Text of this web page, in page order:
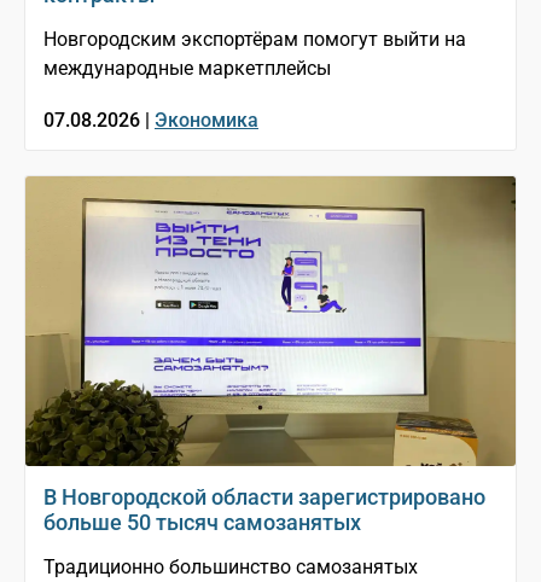
Новгородским экспортёрам помогут выйти на
международные маркетплейсы
07.08.2026 | Экономика
В Новгородской области зарегистрировано
больше 50 тысяч самозанятых
Традиционно большинство самозанятых